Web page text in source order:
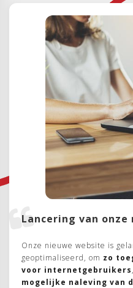
Lancering van
Onze nieuwe website is
geoptimaliseerd, om zo
voor internetgebruikers
mogelijke naleving van